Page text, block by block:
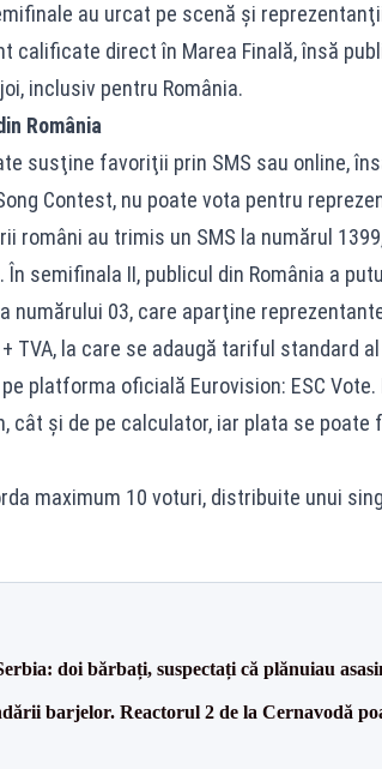
au urcat pe scenă şi
calificate direct în Marea Finală, însă
inclusiv pentru România.
România
susţine favoriţii prin SMS sau online,
Contest, nu poate vota pentru
români au trimis un SMS la numărul
semifinala II, publicul din România a
numărului 03, care aparţine
TVA, la care se adaugă tariful standard
platforma oficială Eurovision: ESC
cât şi de pe calculator, iar plata se poate
maximum 10 voturi, distribuite unui
doi bărbați, suspectați că plănuiau
barjelor. Reactorul 2 de la Cernavodă